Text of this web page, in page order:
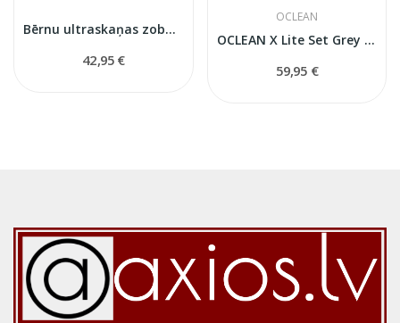
Bērnu ultraskaņas zobu birste Splash
42,95 €
OCLEAN
OCLEAN X Lite Set Grey ultraskaņas zobu birste
59,95 €